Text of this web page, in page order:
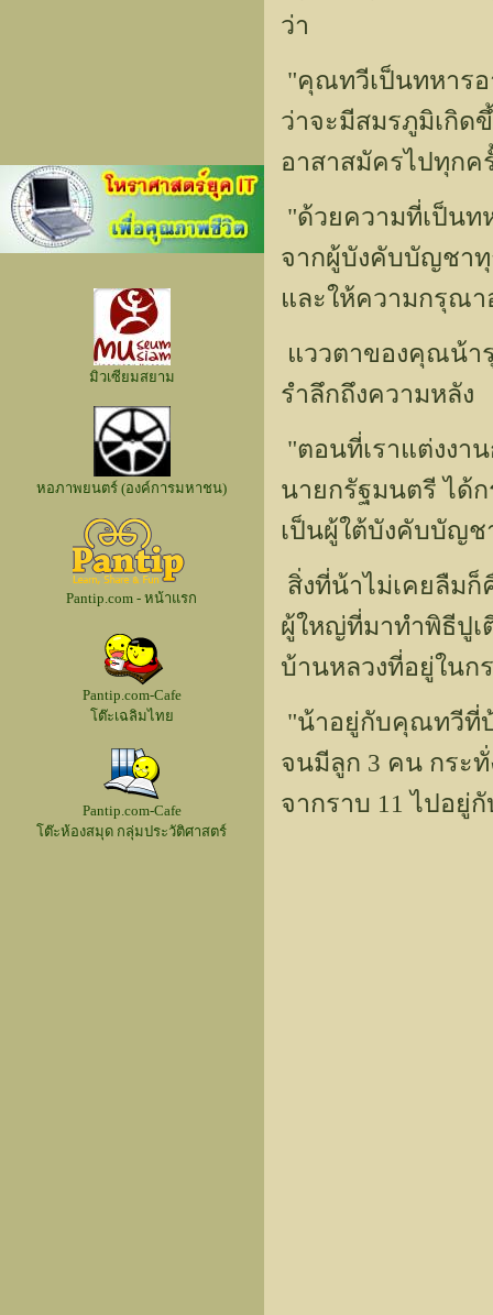
มิวเซียมสยาม
หอภาพยนตร์ (องค์การมหาชน)
Pantip.com - หน้าแรก
Pantip.com-Cafe
โต๊ะเฉลิมไทย
Pantip.com-Cafe
โต๊ะห้องสมุด กลุ่มประวัติศาสตร์
ว่า
"คุณทวีเป็นทหารอ
ว่าจะมีสมรภูมิเกิด
อาสาสมัครไปทุกค
"ด้วยความที่เป็นท
จากผู้บังคับบัญชา
และให้ความกรุณา
แววตาของคุณน้า
รำลึกถึงความหลัง
"ตอนที่เราแต่งง
นายกรัฐมนตรี ได้
เป็นผู้ใต้บังคับบัญช
สิ่งที่น้าไม่เคยลืม
ผู้ใหญ่ที่มาทำพิธีปูเ
บ้านหลวงที่อยู่ในก
"น้าอยู่กับคุณทวีที่
จนมีลูก 3 คน กระ
จากราบ 11 ไปอ